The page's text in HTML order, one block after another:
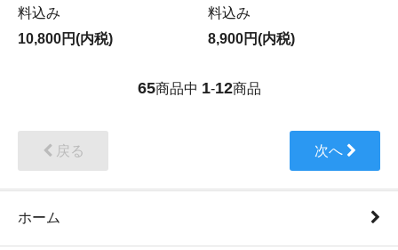
料込み
10,800円(内税)
料込み
8,900円(内税)
65商品中 1-12商品
戻る 次へ
ホーム